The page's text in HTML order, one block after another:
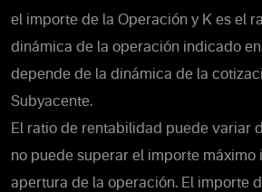
el importe de la Operación y K es el
dinámica de la operación indicado
depende de la dinámica de la
Subyacente.
El ratio de rentabilidad puede variar
no puede superar el importe máximo
apertura de la operación. El importe